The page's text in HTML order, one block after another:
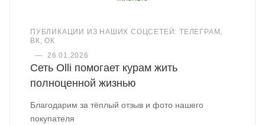
ПУБЛИКАЦИИ ИЗ НАШИХ СОЦСЕТЕЙ: ТЕЛЕГРАМ,
ВК, ОК
—
26.01.2026
Сеть Olli помогает курам жить
полноценной жизнью
Благодарим за тёплый отзыв и фото нашего
покупателя